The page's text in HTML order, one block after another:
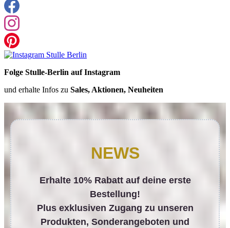
Folge Stulle-Berlin auf Instagram
und erhalte Infos zu Sales, Aktionen, Neuheiten
NEWS
Erhalte 10% Rabatt auf deine erste
Bestellung!
Plus exklusiven Zugang zu unseren
Produkten, Sonderangeboten und